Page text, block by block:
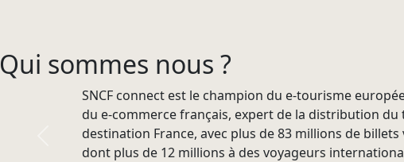
Qui sommes nous ?
SNCF connect est le champion du e-tourisme
du e-commerce français, expert de la distribution du
destination France, avec plus de 83 millions de billets
dont plus de 12 millions à des voyageurs
Previous